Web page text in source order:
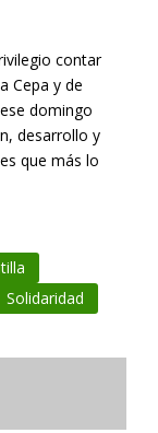
contar
Cepa y de
domingo
desarrollo y
que más lo
Solidaridad